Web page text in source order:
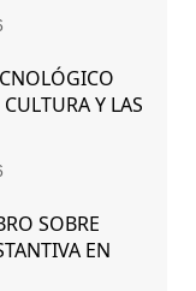
Y LAS
SOBRE
EN